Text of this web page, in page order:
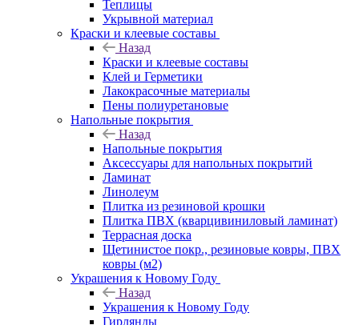
Теплицы
Укрывной материал
Краски и клеевые составы
Назад
Краски и клеевые составы
Клей и Герметики
Лакокрасочные материалы
Пены полиуретановые
Напольные покрытия
Назад
Напольные покрытия
Аксессуары для напольных покрытий
Ламинат
Линолеум
Плитка из резиновой крошки
Плитка ПВХ (кварцивиниловый ламинат)
Террасная доска
Щетинистое покр., резиновые ковры, ПВХ
ковры (м2)
Украшения к Новому Году
Назад
Украшения к Новому Году
Гирлянды